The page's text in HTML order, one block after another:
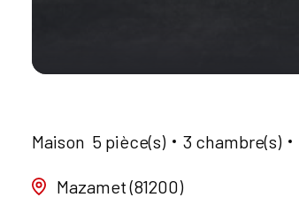
Maison 5 pièce(s) 3 chambre(s)
Mazamet (81200)